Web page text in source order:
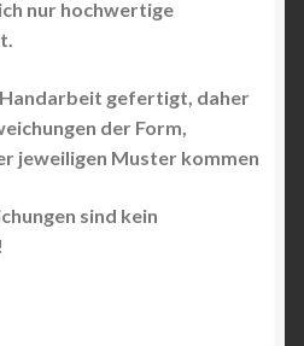
nur hochwertige
gefertigt, daher
der Form,
jeweiligen Muster kommen
sind kein